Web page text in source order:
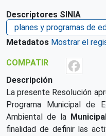
Descriptores SINIA
planes y programas de
Metadatos Mostrar el
COMPATIR
Descripción
La presente Resolución
Programa Municipal de
Ambiental de la
finalidad de definir las